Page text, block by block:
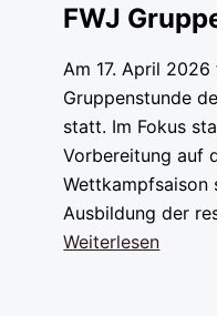
FWJ
Am 17. April
Gruppenstunde
statt. Im Fokus
Vorbereitung auf
Wettkampfsaison
Ausbildung der
Weiterlesen